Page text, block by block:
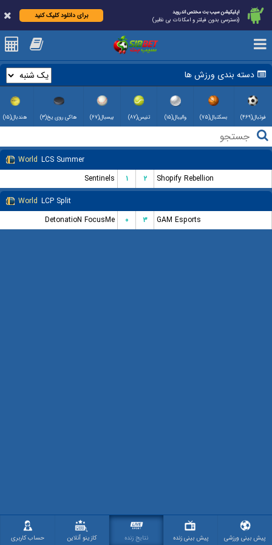
اپلیکیشن سیب بت مختص اندروید
(دسترسی بدون فیلتر و امکانات بی نظیر)
برای دانلود کلیک کنید
دسته بندی ورزش ها
فوتبال(۴۶۹) بسکتبال(۷۵) والیبال(۱۵) تنیس(۸۷) بیسبال(۶۷) هاکی روی یخ(۳) هندبال(۱۵)
World LCS Summer
Sentinels
۱ ۲
Shopify Rebellion
World LCP Split
DetonatioN FocusMe
۰ ۳ GAM Esports
پیش بینی ورزشی پیش بینی زنده نتایج زنده کازینو آنلاین حساب کاربری